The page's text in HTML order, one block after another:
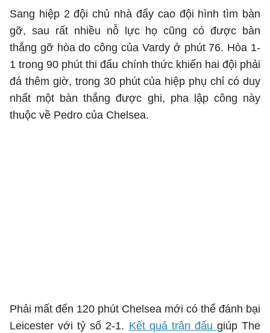
Sang hiệp 2 đội chủ nhà đẩy cao đội hình tìm bàn
gỡ, sau rất nhiều nỗ lực họ cũng có được bàn
thắng gỡ hòa do công của Vardy ở phút 76. Hòa 1-
1 trong 90 phút thi đấu chính thức khiến hai đội phải
đá thêm giờ, trong 30 phút của hiệp phụ chỉ có duy
nhất một bàn thắng được ghi, pha lập công này
thuộc về Pedro của Chelsea.
Phải mất đến 120 phút Chelsea mới có thể đánh bại
Leicester với tỷ số 2-1. Kết quả trận đấu giúp The